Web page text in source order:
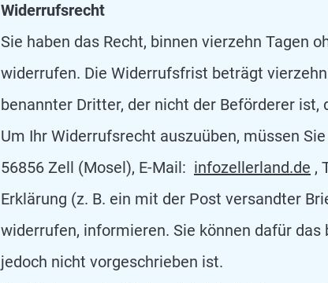
Widerrufsrecht
Sie haben das Recht, binnen vierzehn Tagen
widerrufen. Die Widerrufsfrist beträgt
benannter Dritter, der nicht der Beförderer
Um Ihr Widerrufsrecht auszuüben, müssen
56856 Zell (Mosel), E-Mail: infozellerland.de ,
Erklärung (z. B. ein mit der Post versandter
widerrufen, informieren. Sie können dafür
jedoch nicht vorgeschrieben ist.